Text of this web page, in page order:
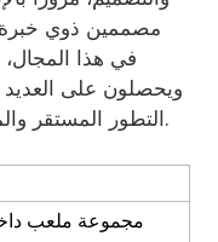
في هذا
ويحصلون على
التطور المستقر والميزة التنافسية طويلة الأجل للشركة.